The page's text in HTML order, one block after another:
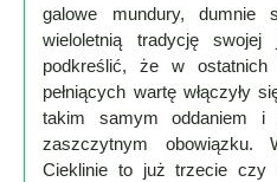
Historia
Okolica
Mapa
galowe mundury, dumnie
wieloletnią tradycję swojej
podkreślić, że w
pełniących wartę włączyły
takim samym oddaniem i
zaszczytnym obowiązku.
Cieklinie to już trzecie czy